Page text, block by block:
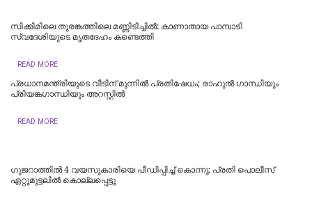
സിക്കിമിലെ തുരങ്കത്തിലെ മണ്ണിടിച്ചില്‍: കാണാതായ പാമ്പാടി
സ്വദേശിയുടെ മൃതദേഹം കണ്ടെത്തി
READ MORE
പ്രധാനമന്ത്രിയുടെ വീടിന് മുന്നിൽ പ്രതിഷേധം; രാഹുൽ ​ഗാന്ധിയും
പ്രിയങ്ക​ഗാന്ധിയും അറസ്റ്റിൽ
READ MORE
ഗുജറാത്തിൽ 4 വയസുകാരിയെ പീഡിപ്പിച്ച് കൊന്നു; പ്രതി പൊലീസ്
ഏറ്റുമുട്ടലിൽ കൊല്ലപ്പെട്ടു